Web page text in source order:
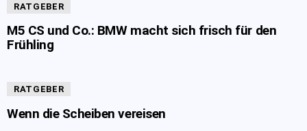
RATGEBER
M5 CS und Co.: BMW macht sich frisch für den
Frühling
RATGEBER
Wenn die Scheiben vereisen